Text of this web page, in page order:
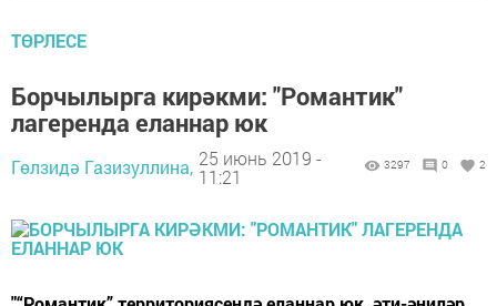
ТӨРЛЕСЕ
Борчылырга кирәкми: "Романтик"
лагеренда еланнар юк
Гөлзидә Газизуллина, 25 июнь 2019 -
11:21
3297 0 2